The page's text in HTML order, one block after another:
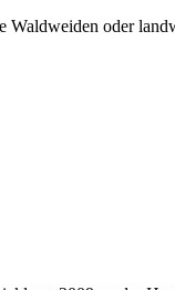
Waldweiden oder